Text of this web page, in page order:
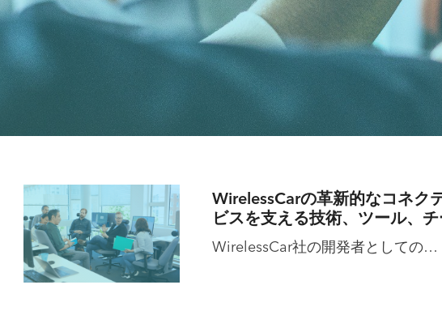
WirelessCarの革新的なコネク
ビスを支える技術、ツール、
WirelessCar社の開発者としての…